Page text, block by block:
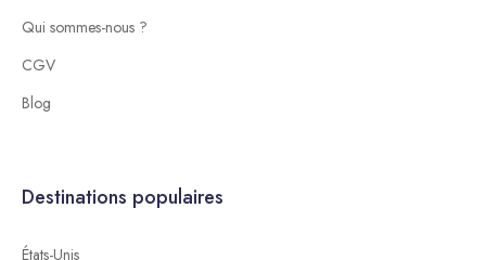
Qui sommes-nous ?
CGV
Blog
Destinations populaires
États-Unis